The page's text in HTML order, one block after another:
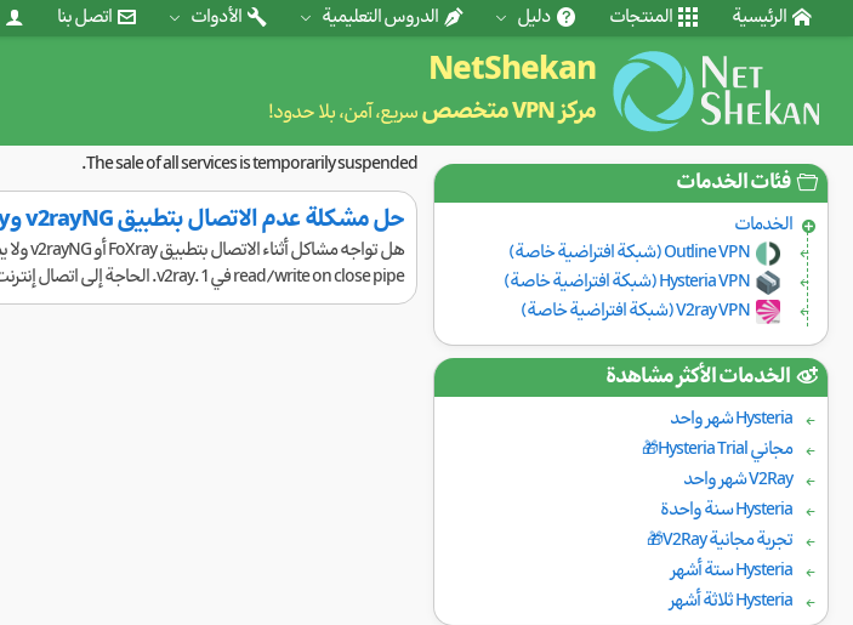
الرئيسية المنتجات دليل الدروس التعليمية الأدوات اتصل بنا
NetShekan
مركز VPN متخصص سريع، آمن، بلا حدود!
The sale of all services is temporarily suspended.
حل مشكلة عدم الاتصال بتطبيق v2rayNG وFoXray: طرق إصلاح خطأ EOF
read/write on close pipe في v2ray. 1. الحاجة إلى اتصال إنترنت مستقر:يمكن أن يكون الاتصال غير ...
فئات الخدمات
الخدمات
Outline VPN (شبكة افتراضية خاصة)
Hysteria VPN (شبكة افتراضية خاصة)
V2ray VPN (شبكة افتراضية خاصة)
الخدمات الأكثر مشاهدة
Hysteria شهر واحد
مجاني Hysteria Trial🎁
V2Ray شهر واحد
Hysteria سنة واحدة
تجربة مجانية V2Ray🎁
Hysteria ستة أشهر
Hysteria ثلاثة أشهر